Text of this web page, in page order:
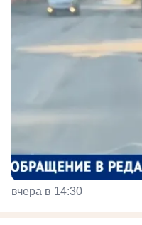
вчера в 14:30